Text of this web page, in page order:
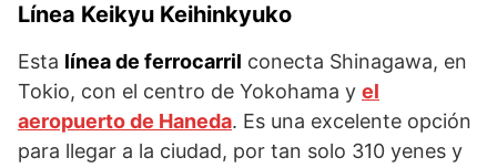
Línea Keikyu Keihinkyuko
Esta línea de ferrocarril conecta Shinagawa, en
Tokio, con el centro de Yokohama y el
aeropuerto de Haneda. Es una excelente opción
para llegar a la ciudad, por tan solo 310 yenes y